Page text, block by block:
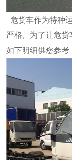
危货车作为特种
严格。为了让危货
如下明细供您参考